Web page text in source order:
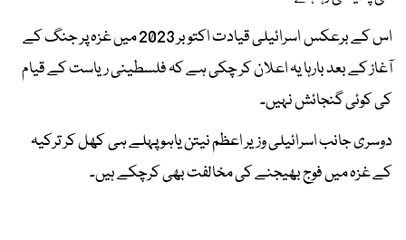
اس کے برعکس اسرائیلی قیادت اکتوبر 2023 میں غزہ پر جنگ کے
آغاز کے بعد بارہا یہ اعلان کر چکی ہے کہ فلسطینی ریاست کے قیام
کی کوئی گنجائش نہیں۔
دوسری جانب اسرائیلی وزیر اعظم نیتن یاہو پہلے ہی کھل کر ترکیہ
کے غزہ میں فوج بھیجنے کی مخالفت بھی کرچکے ہیں۔